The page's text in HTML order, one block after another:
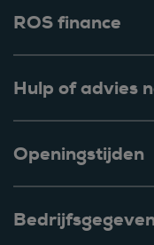
ROS finance
Hulp of advies
Openingstijden